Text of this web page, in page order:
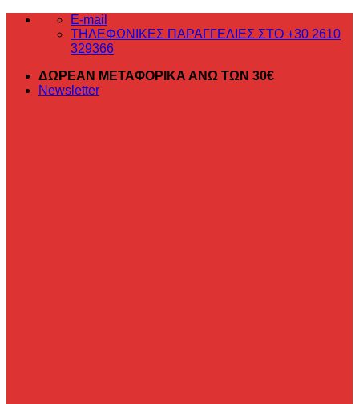
Μετάβαση
περιεχόμενο
E-mail
ΤΗΛΕΦΩΝΙΚΕΣ ΠΑΡΑΓΓΕΛΙΕΣ ΣΤΟ +30 2610
329366
ΔΩΡΕΑΝ ΜΕΤΑΦΟΡΙΚΑ ΑΝΩ ΤΩΝ 30€
Newsletter